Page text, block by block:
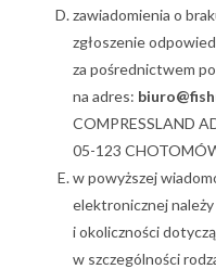
zawiadomienia o
zgłoszenie
za pośrednictwem
na adres:
COMPRESSLAND
05-123
w powyższej
elektronicznej
i okoliczności
w szczególności